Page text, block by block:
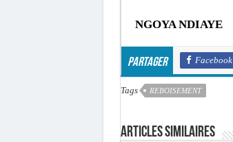
NGOYA NDIAYE
Partager Facebook
Tags REBOISEMENT
Articles similaires